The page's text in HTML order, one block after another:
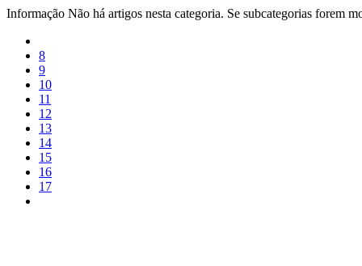
Informação Não há artigos nesta categoria. Se subcategorias forem
8
9
10
11
12
13
14
15
16
17